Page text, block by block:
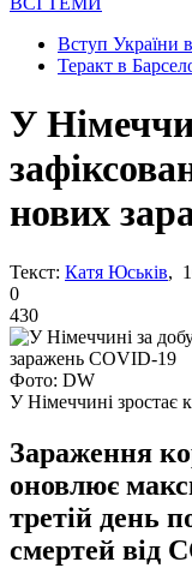
Вступ України
Теракт в
У
нових
Текст: Катя Юськів,
0
430
Фото: DW
У Німеччині зростає
Зараження
оновлює
третій день
смертей від